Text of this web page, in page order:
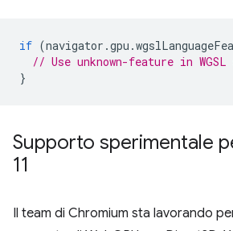
if (navigator .gpu .
// Use unknown-feature in WGSL
}
Supporto sperimentale
11
Il team di Chromium sta lavorando